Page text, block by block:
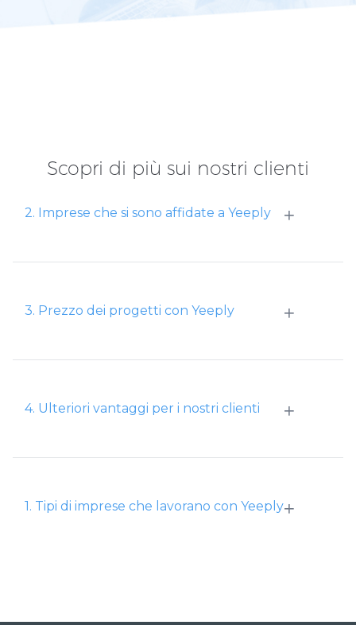
Scopri di più sui nostri clienti
+
2. Imprese che si sono affidate a Yeeply
+
3. Prezzo dei progetti con Yeeply
+
4. Ulteriori vantaggi per i nostri clienti
+
1. Tipi di imprese che lavorano con Yeeply